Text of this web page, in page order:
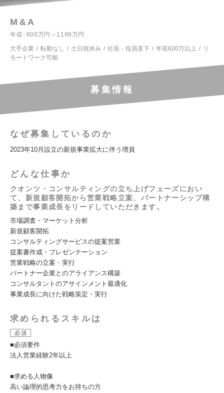
M&A
年収
600万円～1199万円
大手企業
転勤なし 土日祝休み 社長・役員直下 年収600万以上
リ
モートワーク可能
募集情報
なぜ募集しているのか
2023年10月設立の新規事業拡大に伴う増員
どんな仕事か
クオンツ・コンサルティングの立ち上げフェーズにおい
て、新規顧客開拓から営業戦略立案、パートナーシップ構
築まで事業成長をリードしていただきます。
市場調査・マーケット分析
新規顧客開拓
コンサルティングサービスの提案営業
提案書作成・プレゼンテーション
営業戦略の立案・実行
パートナー企業とのアライアンス構築
コンサルタントのアサインメント最適化
事業成長に向けた戦略策定・実行
求められるスキルは
必須
■必須要件
法人営業経験2年以上
■求める人物像
高い論理的思考力をお持ちの方